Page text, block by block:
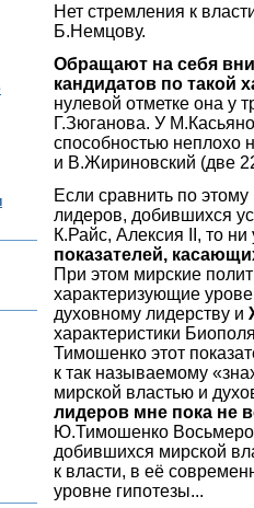
Нет стремления к
Б.Немцову.
Обращают на себя
кандидатов по такой
нулевой отметке она у
Г.Зюганова. У
способностью неплохо
и В.Жириновский (две
Если сравнить по
лидеров, добившихся
К.Райс, Алексия II, то
показателей,
При этом мирские
характеризующие
духовному лидерству и
характеристики
Тимошенко этот
к так называемому
мирской властью и
лидеров мне пока не
Ю.Тимошенко Восьмерок
добившихся мирской
к власти, в её
уровне гипотезы...